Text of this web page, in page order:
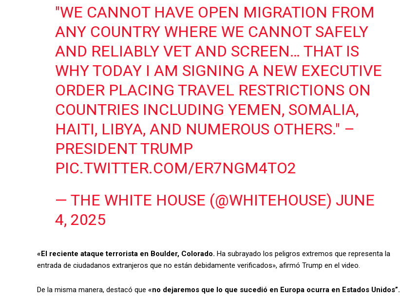
"WE CANNOT HAVE OPEN MIGRATION FROM
ANY COUNTRY WHERE WE CANNOT SAFELY
AND RELIABLY VET AND SCREEN… THAT IS
WHY TODAY I AM SIGNING A NEW EXECUTIVE
ORDER PLACING TRAVEL RESTRICTIONS ON
COUNTRIES INCLUDING YEMEN, SOMALIA,
HAITI, LIBYA, AND NUMEROUS OTHERS." –
PRESIDENT TRUMP
PIC.TWITTER.COM/ER7NGM4TO2
— THE WHITE HOUSE (@WHITEHOUSE) JUNE
4, 2025
«El reciente ataque terrorista en Boulder, Colorado. Ha subrayado los peligros extremos que representa la
entrada de ciudadanos extranjeros que no están debidamente verificados», afirmó Trump en el video.
De la misma manera, destacó que «no dejaremos que lo que sucedió en Europa ocurra en Estados Unidos”.